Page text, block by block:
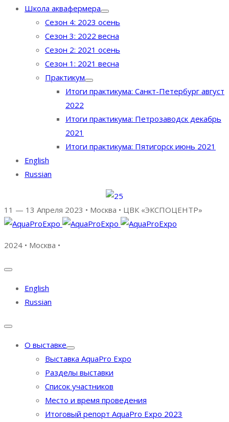
Школа аквафермера
Сезон 4: 2023 осень
Сезон 3: 2022 весна
Сезон 2: 2021 осень
Сезон 1: 2021 весна
Практикум
Итоги практикума: Санкт-Петербург август
2022
Итоги практикума: Петрозаводск декабрь
2021
Итоги практикума: Пятигорск июнь 2021
English
Russian
11 — 13 Апреля 2023 • Москва • ЦВК «ЭКСПОЦЕНТР»
2024 • Москва •
English
Russian
О выставке
Выставка AquaPro Expo
Разделы выставки
Список участников
Место и время проведения
Итоговый репорт AquaPro Expo 2023